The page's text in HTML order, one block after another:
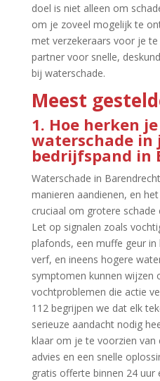
doel is niet alleen om
om je zoveel mogelijk te
met verzekeraars voor je
partner voor snelle,
bij waterschade.​
Meest
1.​ Hoe herken
waterschade in
bedrijfspand in
Waterschade in
manieren aandienen, en
cruciaal om grotere
Let op signalen zoals
plafonds, een muffe geur
verf, en ineens hogere
symptomen kunnen wijzen
vochtproblemen die actie
112 begrijpen we dat elk
serieuze aandacht nodig
klaar om je te voorzien van
advies en een snelle
gratis offerte binnen 24